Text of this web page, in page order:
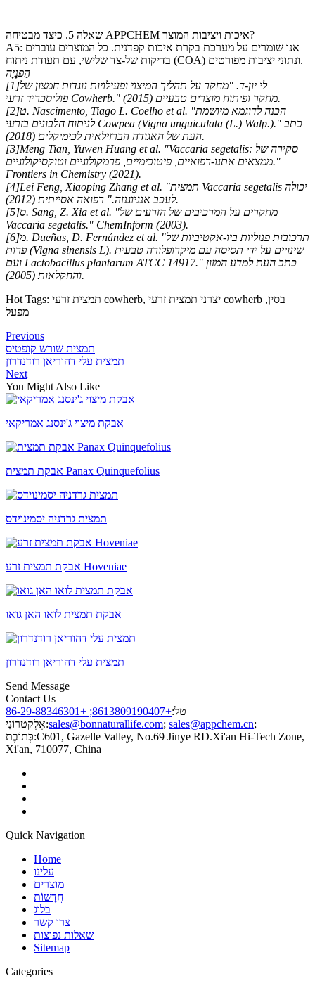
שאלה 5. כיצד מבטיחה APPCHEM איכות ויציבות המוצר?
A5: אנו שומרים על מערכת בקרת איכות קפדנית. כל המוצרים עוברים
בדיקות של-צד שלישי, עם תעודת ניתוח (COA) ונתוני יציבות מפורטים.
הַפנָיָה
[1]לי יון-ד. "מחקר על תהליך המיצוי ופעילויות נוגדות חמצון של
פוליסכריד זרעי Cowherb." מחקר ופיתוח מוצרים טבעיים (2015).
[2]ט. Nascimento, Tiago L. Coelho et al. "הכנה לדוגמא מיושמת
לניתוח חלבונים בזרעי Cowpea (Vigna unguiculata (L.) Walp.)." כתב
העת של האגודה הברזילאית לכימיקלים (2018).
[3]Meng Tian, ​​Yuwen Huang et al. "Vaccaria segetalis: סקירה של
ממצאים אתנו-רפואיים, פיטוכימיים, פרמקולוגיים וטוקסיקולוגיים."
Frontiers in Chemistry (2021).
[4]Lei Feng, Xiaoping Zhang et al. "תמצית Vaccaria segetalis יכולה
לעכב אנגיוגנזה." רפואה אסייתית (2012).
[5]ס. Sang, Z. Xia et al. "מחקרים על המרכיבים של הזרעים של
Vaccaria segetalis." ChemInform (2003).
[6]מ. Dueñas, D. Fernández et al. "תרכובות פנוליות ביו-אקטיביות של
פרות (Vigna sinensis L). שינויים על ידי תסיסה עם מיקרופלורה טבעית
ועם Lactobacillus plantarum ATCC 14917." כתב העת למדע המזון
והחקלאות (2005).
Hot Tags: תמצית זרעי cowherb, יצרני תמצית זרעי cowherb בסין,
מפעל
Previous
תמצית שורש קופטיס
תמצית עלי דהוריאן רודנדרון
Next
You Might Also Like
אבקת מיצוי ג'ינסנג אמריקאי
אבקת תמצית Panax Quinquefolius
תמצית גרדניה יסמינוידס
אבקת תמצית זרע Hoveniae
אבקת תמצית לואו האן גואו
תמצית עלי דהוריאן רודנדרון
Send Message
Contact Us
טל:+8613809190407; +86-29-88346301
אֶלֶקטרוֹנִי:sales@bonnaturallife.com; sales@appchem.cn;
כְּתוֹבֶת:C601, Gazelle Valley, No.69 Jinye RD.Xi'an Hi-Tech Zone,
Xi'an, 710077, China
Quick Navigation
Home
עלינו
מוצרים
חֲדָשׁוֹת
בלוג
צרו קשר
שאלות נפוצות
Sitemap
Categories